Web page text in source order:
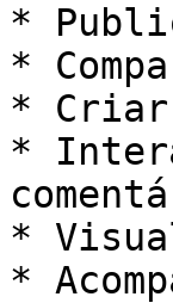
*
*
* Criar
*
*
*